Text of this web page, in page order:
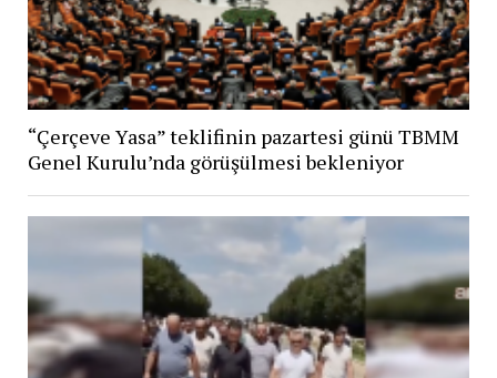
“Çerçeve Yasa” teklifinin pazartesi günü TBMM
Genel Kurulu’nda görüşülmesi bekleniyor